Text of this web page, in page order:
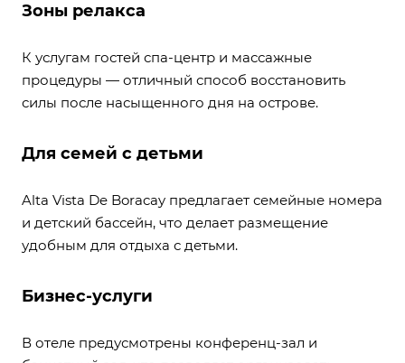
Зоны релакса
К услугам гостей спа-центр и массажные
процедуры — отличный способ восстановить
силы после насыщенного дня на острове.
Для семей с детьми
Alta Vista De Boracay предлагает семейные номера
и детский бассейн, что делает размещение
удобным для отдыха с детьми.
Бизнес-услуги
В отеле предусмотрены конференц-зал и